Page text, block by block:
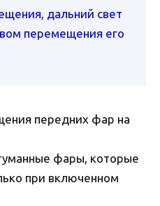
дальний свет
перемещения его
передних фар на
фары, которые
при включенном